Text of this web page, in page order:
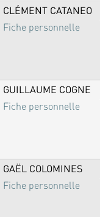
CLÉMENT CATANEO
Fiche personnelle
GUILLAUME COGNE
Fiche personnelle
GAËL COLOMINES
Fiche personnelle